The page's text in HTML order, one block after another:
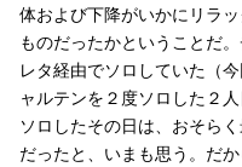
体および下降がいかにリラ
ものだったかということだ
レタ経由でソロしていた（
ャルテンを２度ソロした２
ソロしたその日は、おそら
だったと、いまも思う。だ